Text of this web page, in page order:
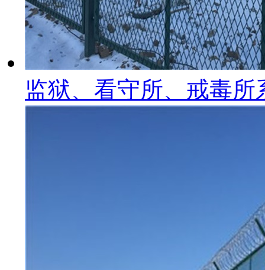
监狱、看守所、戒毒所